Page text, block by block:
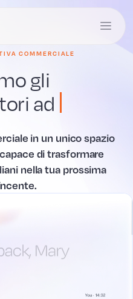
COMMERCIALE
gli
vincere
in un unico spazio
di trasformare
nella tua prossima